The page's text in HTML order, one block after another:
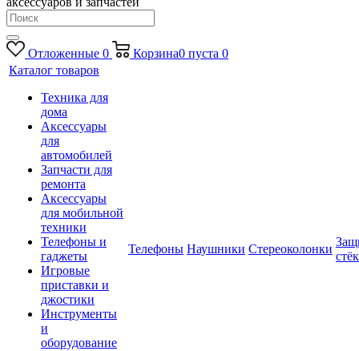
Отложенные 0 Корзина0 пуста 0
Каталог товаров
Техника для
дома
Аксессуары
для
автомобилей
Запчасти для
ремонта
Аксессуары
для мобильной
техники
Телефоны и
гаджеты
Игровые
приставки и
джостики
Инструменты
и
оборудование
Телефоны Наушники Стереоколонки